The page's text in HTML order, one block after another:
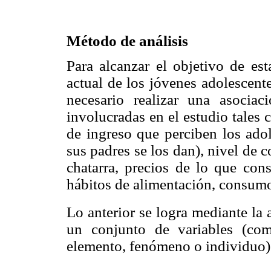
Método de análisis
Para alcanzar el objetivo de
actual de los jóvenes
necesario realizar una
involucradas en el estudio tales
de ingreso que perciben los
sus padres se los dan), nivel de
chatarra, precios de lo que
hábitos de alimentación,
Lo anterior se logra mediante la
un conjunto de variables
elemento, fenómeno o